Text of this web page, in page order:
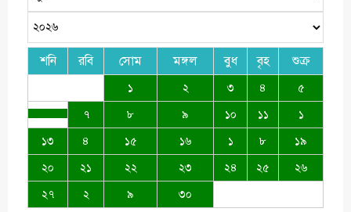
শনি রবি সোম মঙ্গল বুধ বৃহ শুক্র
১ ২ ৩ ৪
৫
৭
৮ ৯ ১০ ১১
১
১৩
৪ ১৫ ১৬ ১ ৮
১৯
২০
২১ ২২ ২৩ ২৪ ২৫
২৬
২৭
২ ৯ ৩০